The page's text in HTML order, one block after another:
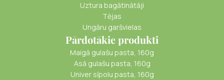
Uztura bagātinātāji
Tējas
Ungāru garšvielas
Pārdotākie produkti
Maigā gulašu pasta, 160g
Asā gulašu pasta, 160g
Univer sīpolu pasta, 160g